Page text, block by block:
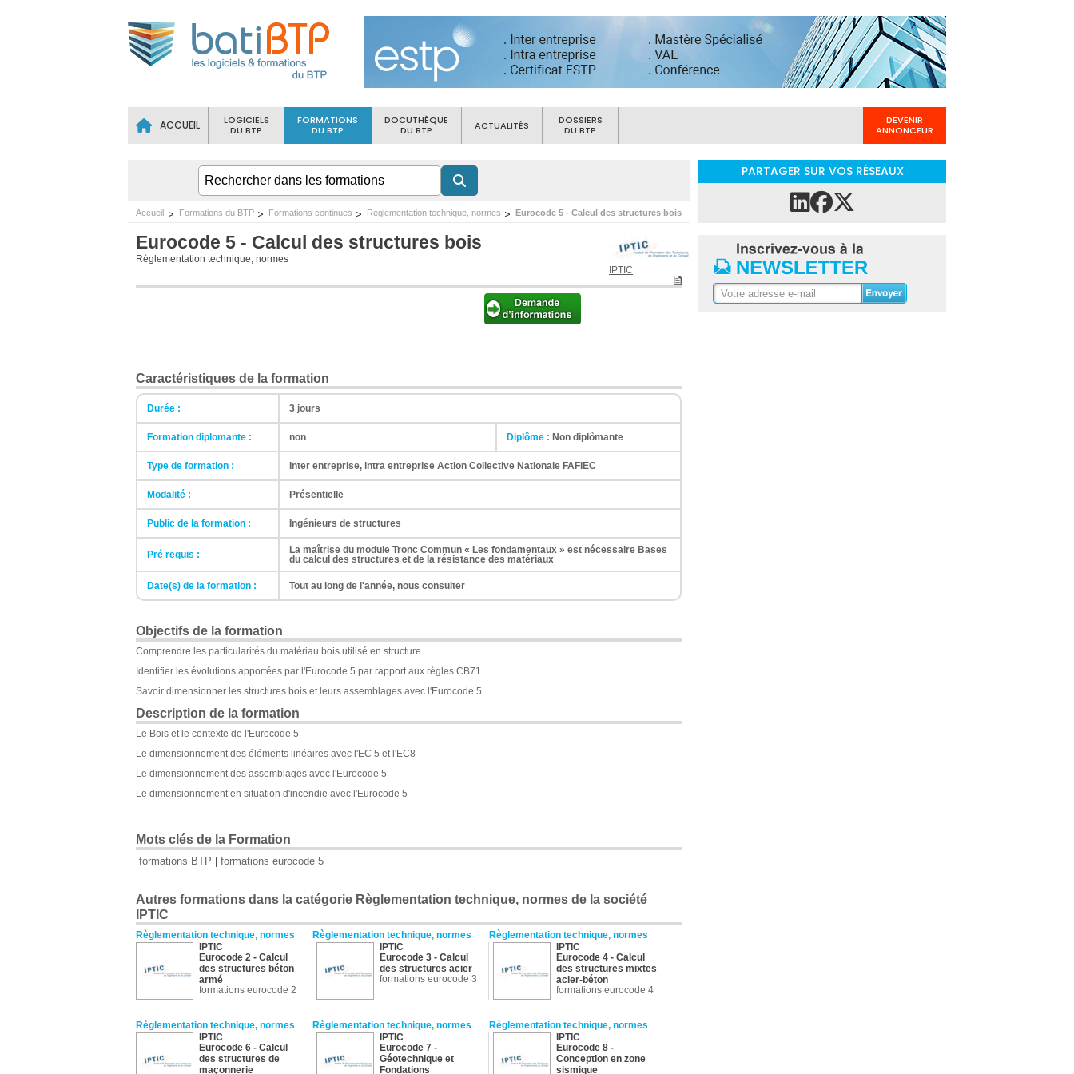
ACCUEIL
LOGICIELS
DU BTP
FORMATIONS
DU BTP
DOCUTHÈQUE
DU BTP
ACTUALITÉS
DOSSIERS
DU BTP
DEVENIR
ANNONCEUR
Accueil Formations du BTP Formations continues Règlementation technique, normes Eurocode 5 - Calcul des structures bois
Eurocode 5 - Calcul des structures bois
Règlementation technique, normes
IPTIC
Caractéristiques de la formation
Durée : 3 jours
Formation diplomante : non Diplôme : Non diplômante
Type de formation : Inter entreprise, intra entreprise Action Collective Nationale FAFIEC
Modalité : Présentielle
Public de la formation : Ingénieurs de structures
Pré requis :
La maîtrise du module Tronc Commun « Les fondamentaux » est nécessaire Bases
du calcul des structures et de la résistance des matériaux
Date(s) de la formation : Tout au long de l'année, nous consulter
Objectifs de la formation
Comprendre les particularités du matériau bois utilisé en structure
Identifier les évolutions apportées par l'Eurocode 5 par rapport aux règles CB71
Savoir dimensionner les structures bois et leurs assemblages avec l'Eurocode 5
Description de la formation
Le Bois et le contexte de l'Eurocode 5
Le dimensionnement des éléments linéaires avec l'EC 5 et l'EC8
Le dimensionnement des assemblages avec l'Eurocode 5
Le dimensionnement en situation d'incendie avec l'Eurocode 5
Mots clés de la Formation
formations BTP formations eurocode 5
Autres formations dans la catégorie Règlementation technique, normes de la société
IPTIC
Règlementation technique, normes Règlementation technique, normes
Règlementation technique, normes
IPTIC
Eurocode 2 - Calcul
des structures béton
armé
formations eurocode 2
IPTIC
Eurocode 3 - Calcul
des structures acier
formations eurocode 3
IPTIC
Eurocode 4 - Calcul
des structures mixtes
acier-béton
formations eurocode 4
Règlementation technique, normes Règlementation technique, normes
Règlementation technique, normes
IPTIC
Eurocode 6 - Calcul
des structures de
maçonnerie
IPTIC
Eurocode 7 -
Géotechnique et
Fondations
IPTIC
Eurocode 8 -
Conception en zone
sismique
PARTAGER SUR VOS RÉSEAUX